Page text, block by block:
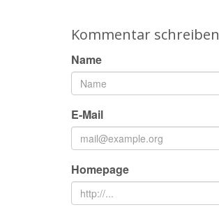
Kommentar schreiben
Name
E-Mail
Homepage